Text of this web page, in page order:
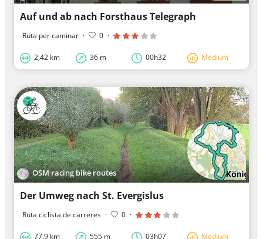
Auf und ab nach Forsthaus Telegraph
Ruta per caminar · 0 ·
2,42 km 36 m 00h32 Medium
OSM racing bike routes
Der Umweg nach St. Evergislus
Ruta ciclista de carreres · 0 ·
77,9 km 555 m 03h07 Medium